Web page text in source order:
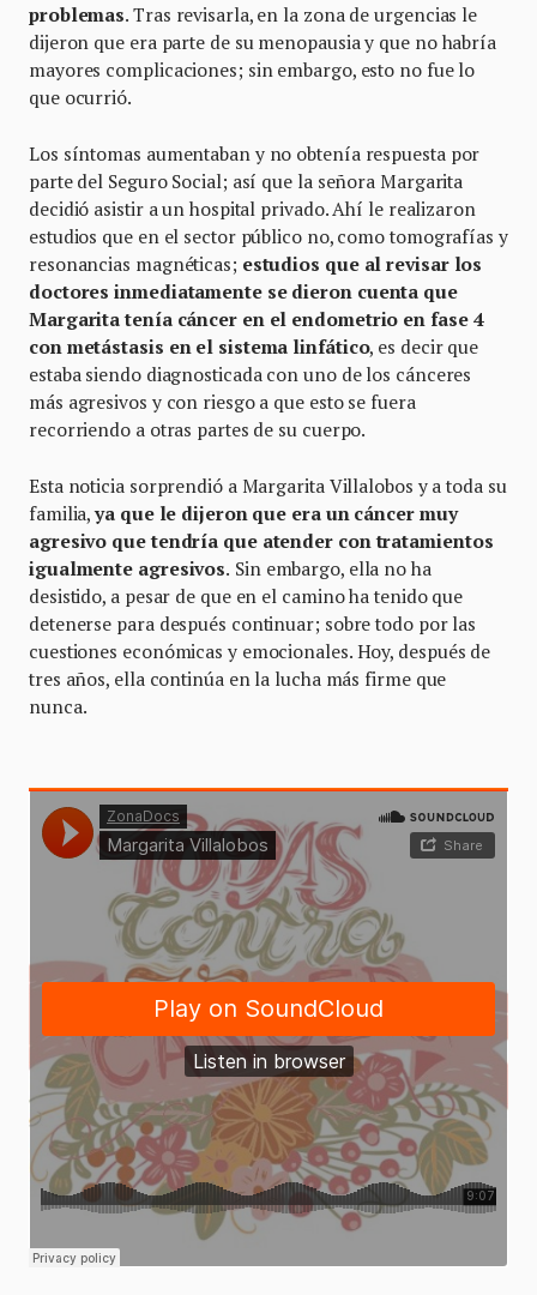
problemas. Tras revisarla, en la zona de urgencias le
dijeron que era parte de su menopausia y que no habría
mayores complicaciones; sin embargo, esto no fue lo
que ocurrió.
Los síntomas aumentaban y no obtenía respuesta por
parte del Seguro Social; así que la señora Margarita
decidió asistir a un hospital privado. Ahí le realizaron
estudios que en el sector público no, como tomografías y
resonancias magnéticas; estudios que al revisar los
doctores inmediatamente se dieron cuenta que
Margarita tenía cáncer en el endometrio en fase 4
con metástasis en el sistema linfático, es decir que
estaba siendo diagnosticada con uno de los cánceres
más agresivos y con riesgo a que esto se fuera
recorriendo a otras partes de su cuerpo.
Esta noticia sorprendió a Margarita Villalobos y a toda su
familia,ya que le dijeron que era un cáncer muy
agresivo que tendría que atender con tratamientos
igualmente agresivos. Sin embargo, ella no ha
desistido, a pesar de que en el camino ha tenido que
detenerse para después continuar; sobre todo por las
cuestiones económicas y emocionales. Hoy, después de
tres años, ella continúa en la lucha más firme que
nunca.